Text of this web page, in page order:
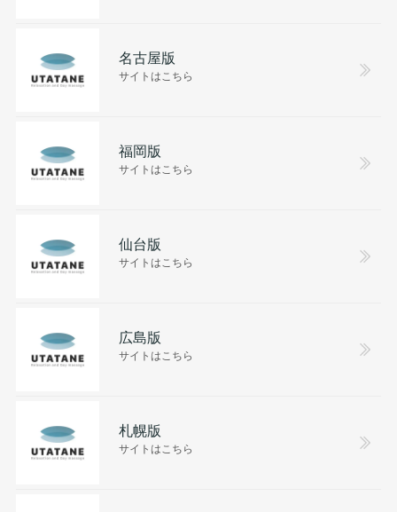
名古屋版
サイトはこちら
福岡版
サイトはこちら
仙台版
サイトはこちら
広島版
サイトはこちら
札幌版
サイトはこちら